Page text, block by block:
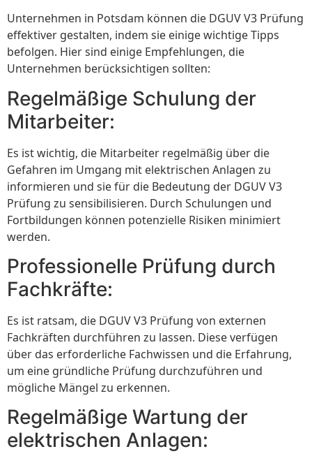
Unternehmen in Potsdam können die DGUV V3 Prüfung
effektiver gestalten, indem sie einige wichtige Tipps
befolgen. Hier sind einige Empfehlungen, die
Unternehmen berücksichtigen sollten:
Regelmäßige Schulung der
Mitarbeiter:
Es ist wichtig, die Mitarbeiter regelmäßig über die
Gefahren im Umgang mit elektrischen Anlagen zu
informieren und sie für die Bedeutung der DGUV V3
Prüfung zu sensibilisieren. Durch Schulungen und
Fortbildungen können potenzielle Risiken minimiert
werden.
Professionelle Prüfung durch
Fachkräfte:
Es ist ratsam, die DGUV V3 Prüfung von externen
Fachkräften durchführen zu lassen. Diese verfügen
über das erforderliche Fachwissen und die Erfahrung,
um eine gründliche Prüfung durchzuführen und
mögliche Mängel zu erkennen.
Regelmäßige Wartung der
elektrischen Anlagen: